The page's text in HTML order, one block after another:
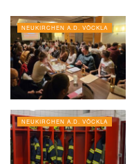
NEUKIRCHEN A.D. VÖCKLA
NEUKIRCHEN A.D. VÖCKLA